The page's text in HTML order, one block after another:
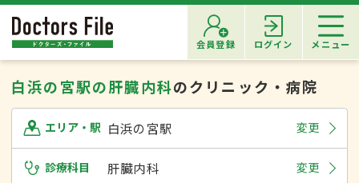
会員登録 ログイン メニュー
白浜の宮駅の肝臓内科のクリニック・病院
エリア・駅 白浜の宮駅 変更
診療科目 肝臓内科 変更